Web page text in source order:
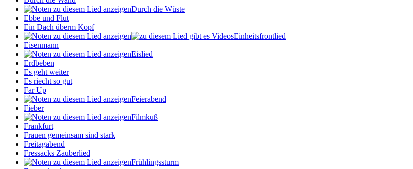
Durch die Wüste
Ebbe und Flut
Ein Dach überm Kopf
Einheitsfrontlied
Eisenmann
Eislied
Erdbeben
Es geht weiter
Es riecht so gut
Far Up
Feierabend
Fieber
Filmkuß
Frankfurt
Frauen gemeinsam sind stark
Freitagabend
Fressacks Zauberlied
Frühlingssturm